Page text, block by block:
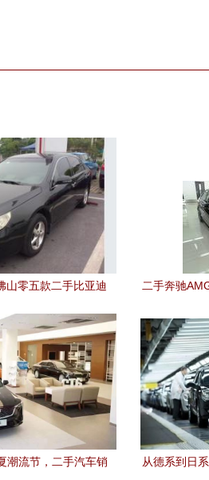
山零五款二手比亚迪
二手奔驰
潮流节，二手汽车销
从德系到日